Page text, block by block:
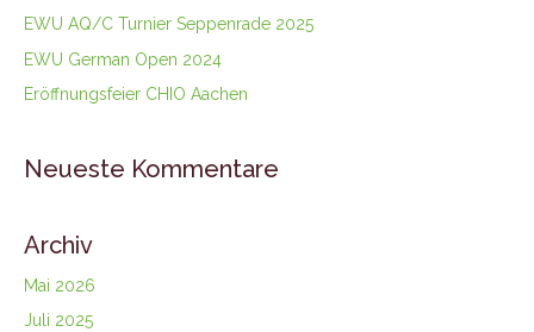
EWU AQ/C Turnier Seppenrade 2025
EWU German Open 2024
Eröffnungsfeier CHIO Aachen
Neueste Kommentare
Archiv
Mai 2026
Juli 2025